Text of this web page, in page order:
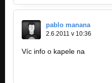
pablo manana
2.6.2011 v 10:36
Víc info o kapele na